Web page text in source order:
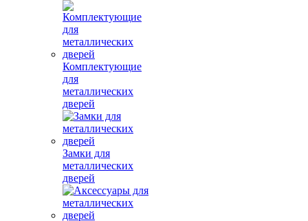
Комплектующие
для
металлических
дверей
Замки для
металлических
дверей